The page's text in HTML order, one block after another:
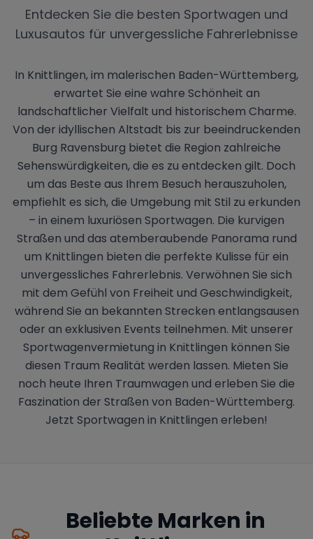
Entdecken Sie die besten Sportwagen und
Luxusautos für unvergessliche Fahrerlebnisse
In Knittlingen, im malerischen Baden-Württemberg,
erwartet Sie eine wahre Schönheit an
landschaftlicher Vielfalt und historischem Charme.
Von der idyllischen Altstadt bis zur beeindruckenden
Burg Ravensburg bietet die Region zahlreiche
Sehenswürdigkeiten, die es zu entdecken gilt. Doch
um das Beste aus Ihrem Besuch herauszuholen,
empfiehlt es sich, die Umgebung mit Stil zu erkunden
– in einem luxuriösen Sportwagen. Die kurvigen
Straßen und das atemberaubende Panorama rund
um Knittlingen bieten die perfekte Kulisse für ein
unvergessliches Fahrerlebnis. Verwöhnen Sie sich
mit dem Gefühl von Freiheit und Geschwindigkeit,
während Sie an bekannten Strecken entlangsausen
oder an exklusiven Events teilnehmen. Mit unserer
Sportwagenvermietung in Knittlingen können Sie
diesen Traum Realität werden lassen. Mieten Sie
noch heute Ihren Traumwagen und erleben Sie die
Faszination der Straßen von Baden-Württemberg.
Jetzt Sportwagen in Knittlingen erleben!
Beliebte Marken in